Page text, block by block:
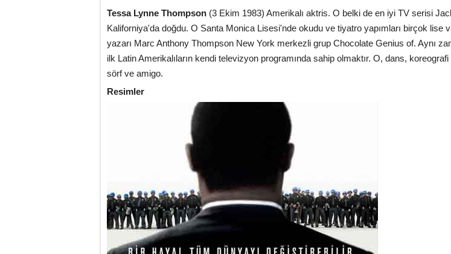
Tessa Lynne Thompson (3 Ekim 1983) Amerikalı aktris. O belki de en iyi TV serisi
Kaliforniya'da doğdu. O Santa Monica Lisesi'nde okudu ve tiyatro yapımları birçok lise
yazarı Marc Anthony Thompson New York merkezli grup Chocolate Genius of. Aynı
ilk Latin Amerikalıların kendi televizyon programında sahip olmaktır. O, dans,
sörf ve amigo.
Resimler